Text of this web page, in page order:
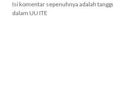
Isi komentar sepenuhnya adalah
dalam UU ITE